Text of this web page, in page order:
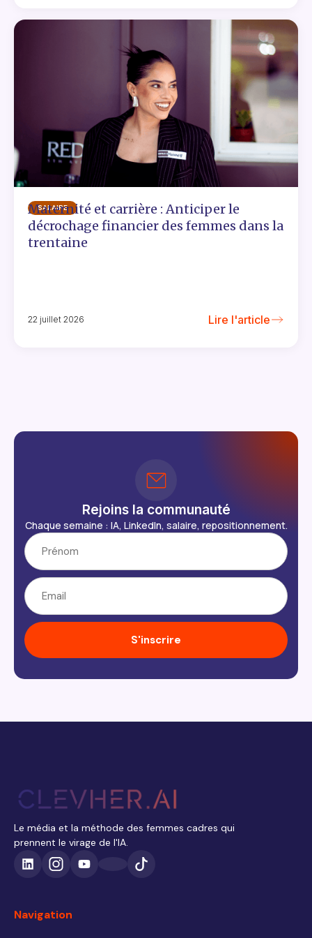
SALAIRE
Maternité et carrière : Anticiper le
décrochage financier des femmes dans la
trentaine
22 juillet 2026 Lire l'article
Rejoins la communauté
Chaque semaine : IA, LinkedIn, salaire, repositionnement.
S'inscrire
Le média et la méthode des femmes cadres qui
prennent le virage de l'IA.
Navigation